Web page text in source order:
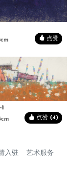
点赞
点赞 (4)
入驻 艺术服务